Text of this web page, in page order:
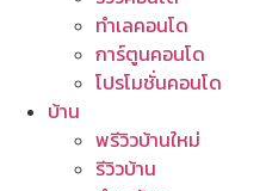
ทำเลคอนโด
การ์ตูนคอนโด
โปรโมชั่นคอนโด
บ้าน
พรีวิวบ้านใหม่
รีวิวบ้าน